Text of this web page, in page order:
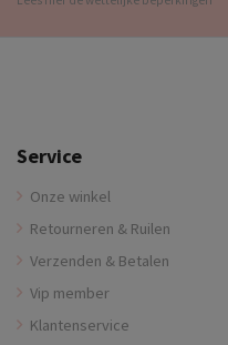
Service
Onze winkel
Retourneren & Ruilen
Verzenden & Betalen
Vip member
Klantenservice